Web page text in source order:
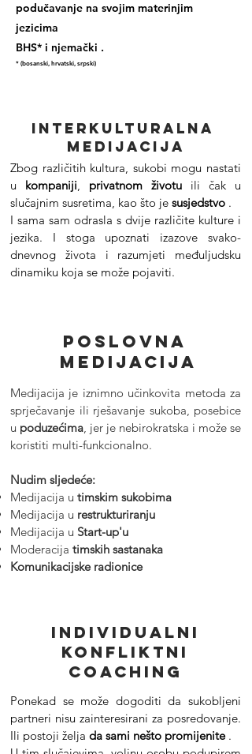
podučavanje na svojim materinjim
jezicima
BHS* i njemački .
* (bosanski, hrvatski, srpski)
Interkulturalna
Medijacija
Zbog različitih kultura, sukobi mogu nastati
u kompaniji, privatnom životu ili čak u
slučajnim susretima, kao što je susjedstvo .
I sama sam odrasla s dvije različite kulture i
jezika. I stoga upoznati izazove svako-
dnevnog života i razumjeti međuljudsku
dinamiku koja se može pojaviti.
Poslovna
Medijacija
Medijacija je iznimno učinkovita metoda za
sprječavanje ili rješavanje sukoba, posebice
u poduzećima, jer je nebirokratska i može se
koristiti multi-funkcionalno.
Nudim sljedeće:
Medijacija u timskim sukobima
Medijacija u restrukturiranju
Medijacija u Start-up'u
Moderacija timskih sastanaka
Komunikacijske radionice
Individualni
konfliktni
coaching
Ponekad se može dogoditi da sukobljeni
partneri nisu zainteresirani za posredovanje.
Ili postoji želja da sami nešto promijenite.